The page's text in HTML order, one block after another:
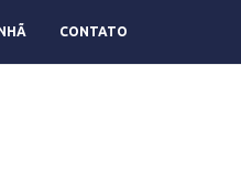
CONTATO